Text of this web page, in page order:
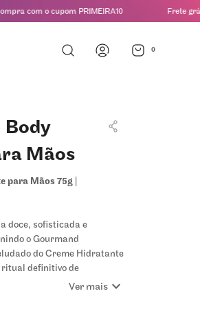
com o cupom PRIMEIRA10 Frete grátis
0
Body
Mãos
para Mãos 75g |
doce, sofisticada e
o Gourmand
do Creme Hidratante
ritual definitivo de
profunda paraVer mais expand_more